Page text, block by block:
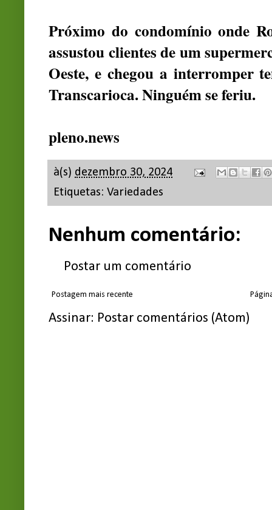
Próximo do condomínio onde
assustou clientes de um
Oeste, e chegou a interromper
Transcarioca. Ninguém se feriu.
pleno.news
à(s) dezembro 30, 2024
Etiquetas: Variedades
Nenhum comentário:
Postar um comentário
Postagem mais recente
Assinar: Postar comentários (Atom)